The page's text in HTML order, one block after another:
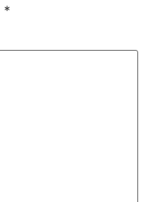
*